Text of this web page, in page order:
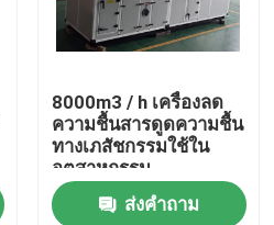
8000m3 / h เครื่องลด
ความชื้นสารดูดความชื้น
ทางเภสัชกรรมใช้ใน
อุตสาหกรรม
ส่งคำถาม